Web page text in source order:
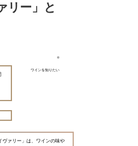
リー」と
ワインを知りたい
ヴァリー」は、ワインの味や